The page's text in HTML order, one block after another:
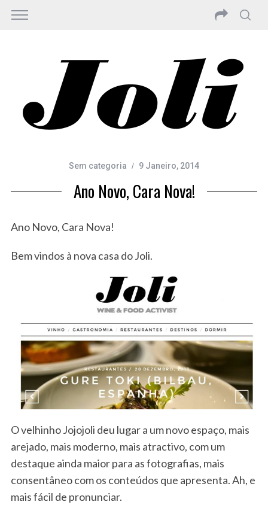
Sem categoria 9 Janeiro, 2014
Ano Novo, Cara Nova!
Ano Novo, Cara Nova!
Bem vindos à nova casa do Joli.
O velhinho Jojojoli deu lugar a um novo espaço, mais
arejado, mais moderno, mais atractivo, com um
destaque ainda maior para as fotografias, mais
consentâneo com os conteúdos que apresenta. Ah, e
mais fácil de pronunciar.